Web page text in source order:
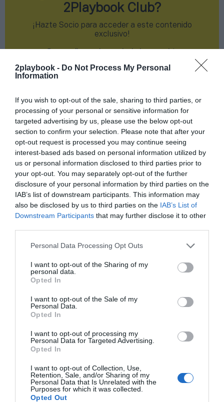
2playbook - Do Not Process My Personal
Information
If you wish to opt-out of the sale, sharing to third parties, or
processing of your personal or sensitive information for
targeted advertising by us, please use the below opt-out
section to confirm your selection. Please note that after your
opt-out request is processed you may continue seeing
interest-based ads based on personal information utilized by
us or personal information disclosed to third parties prior to
your opt-out. You may separately opt-out of the further
disclosure of your personal information by third parties on the
IAB’s list of downstream participants. This information may
also be disclosed by us to third parties on the IAB’s List of
Downstream Participants that may further disclose it to other
Personal Data Processing Opt Outs
I want to opt-out of the Sharing of my
personal data.
Opted In
I want to opt-out of the Sale of my
Personal Data.
Opted In
I want to opt-out of processing my
Personal Data for Targeted Advertising.
Opted In
I want to opt-out of Collection, Use,
Retention, Sale, and/or Sharing of my
Personal Data that Is Unrelated with the
Purposes for which it was collected.
Opted Out
Índex2P
Club Pilates
Dona10
2Playbook Club?
¡Hazte Socio para acceder a este contenido
exclusivo!
Compartir
Imprimir
Publicidad
2Playbook Club2P